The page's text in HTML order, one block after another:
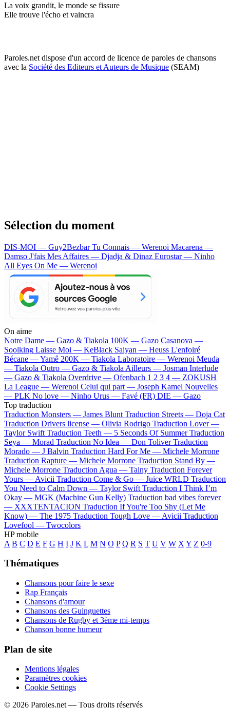
La voix grandit, le monde se fissure
Elle trouve l'écho et vaincra
Paroles.net dispose d'un accord de licence de paroles de chansons
avec la Société des Editeurs et Auteurs de Musique (SEAM)
Sélection du moment
DIS-MOI — Guy2BezbarTu Connais — Werenoi Macarena —
Damso J'fais Mes Affaires — Djadja & Dinaz Eurostar — Ninho
All Eyes On Me — Werenoi
On aime
Notre Dame — Gazo & Tiakola 100K — Gazo Casanova —
Soolking Laisse Moi — KeBlack Saiyan — Heuss L'enfoiré
Bécane —Yamê 200K — Tiakola Laboratoire — Werenoi Meuda
— Tiakola Outro — Gazo & Tiakola Ailleurs — Josman Interlude
— Gazo & Tiakola Overdrive — Ofenbach 1 2 3 4 — ZOKUSH
La League — Werenoi Celui qui part — Joseph Kamel Nouvelles
— PLK No love — Ninho Urus — Favé (FR) DIE — Gazo
Top traduction
Traduction Monsters — James Blunt Traduction Streets — Doja Cat
Traduction Drivers license — Olivia Rodrigo Traduction Lover —
Taylor Swift Traduction Teeth — 5 Seconds Of Summer Traduction
Seya — Morad Traduction No Idea — Don Toliver Traduction
Morado — J Balvin Traduction Hard For Me — Michele Morrone
Traduction Rapture — Michele Morrone Traduction Stand By —
Michele Morrone Traduction Agua — Tainy Traduction Forever
Yours — Avicii Traduction Come & Go — Juice WRLD Traduction
You Need to Calm Down — Taylor Swift Traduction I Think I’m
Okay — MGK (Machine Gun Kelly) Traduction bad vibes forever
— XXXTENTACION Traduction If You're Too Shy (Let Me
Know) — The 1975 Traduction Tough Love — Avicii Traduction
Lovefool — Twocolors
HP mobile
A B C D E F G H I J K L M N O P Q R S T U V W X Y Z 0-9
Thématiques
Chansons pour faire le sexe
Rap Français
Chansons d'amour
Chansons des Guinguettes
Chansons de Rugby et 3ème mi-temps
Chanson bonne humeur
Plan de site
Mentions légales
Paramètres cookies
Cookie Settings
© 2026 Paroles.net — Tous droits réservés